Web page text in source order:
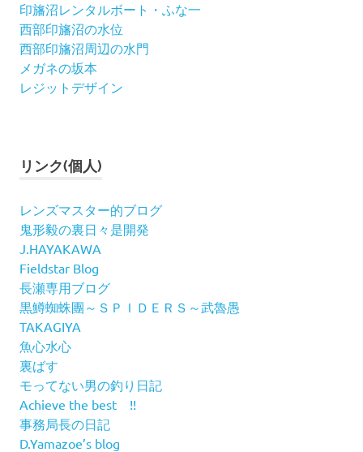
印旛沼レンタルボート・ふな一
西部印旛沼の水位
西部印旛沼周辺の水門
メガネの坂本
レジットデザイン
リンク(個人)
レンズマスター的ブログ
鬼形毅の裏日々是開発
J.HAYAKAWA
Fieldstar Blog
長瀬専用ブログ
黒鱒蜘蛛團～ＳＰＩＤＥＲＳ～武魯愚
TAKAGIYA
魚心水心
裏ばす
モってない男の釣り日記
Achieve the best !!
事務局長の日記
D.Yamazoe’s blog